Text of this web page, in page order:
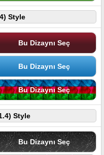
Style
Bu Dizaynı Seç
Bu Dizaynı Seç
Bu Dizaynı Seç
Style
Bu Dizaynı Seç